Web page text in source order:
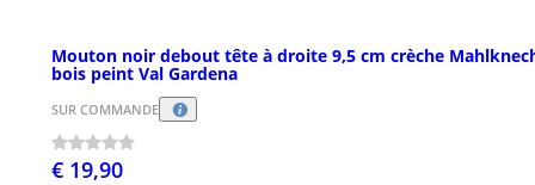
Mouton noir debout tête à droite 9,5 cm crèche
bois peint Val Gardena
SUR COMMANDE
€ 19,90